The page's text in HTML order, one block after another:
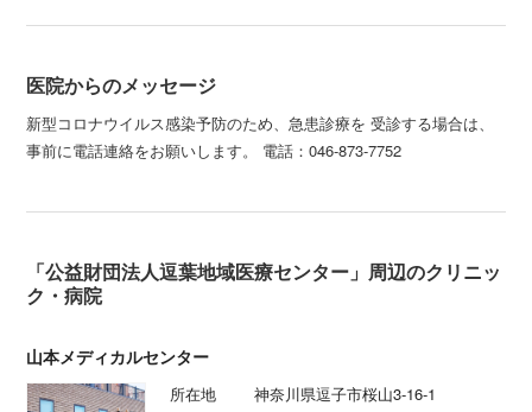
医院からのメッセージ
新型コロナウイルス感染予防のため、急患診療を 受診する場合は、
事前に電話連絡をお願いします。 電話：046-873-7752
「公益財団法人逗葉地域医療センター」周辺のクリニッ
ク・病院
山本メディカルセンター
所在地
神奈川県逗子市桜山3-16-1